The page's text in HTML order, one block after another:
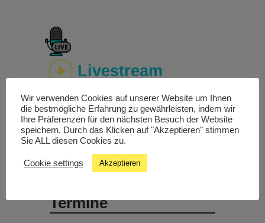
Livestream
Studiochat
Songfinder
Termine
Wir verwenden Cookies auf unserer Website um Ihnen
die bestmögliche Erfahrung zu gewährleisten, indem wir
Ihre Präferenzen für den nächsten Besuch der Website
speichern. Durch das Klicken auf "Akzeptieren" stimmen
Sie ALL diesen Cookies zu.
Cookie settings Akzeptieren